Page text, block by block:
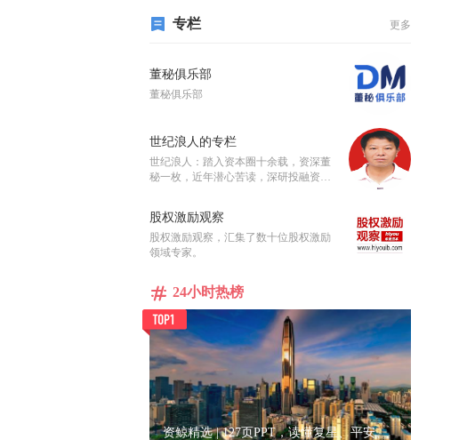
专栏 更多
董秘俱乐部
董秘俱乐部
世纪浪人的专栏
世纪浪人：踏入资本圈十余载，资深董
秘一枚，近年潜心苦读，深研投融资、
股权激励观察
股权激励观察，汇集了数十位股权激励
领域专家。
24小时热榜
资鲸精选 | 127页PPT，读懂复星、平安、